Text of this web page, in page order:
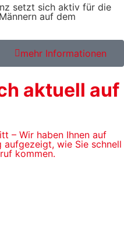
setzt sich aktiv für die
auf dem
mehr Informationen
aktuell auf
– Wir haben Ihnen auf
aufgezeigt, wie Sie schnell
kommen.